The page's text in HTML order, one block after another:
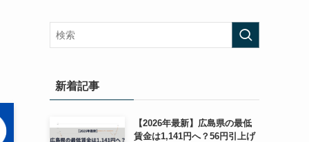
新着記事
【2026年最新】広島県の最低
賃金は1,141円へ？56円引上げ